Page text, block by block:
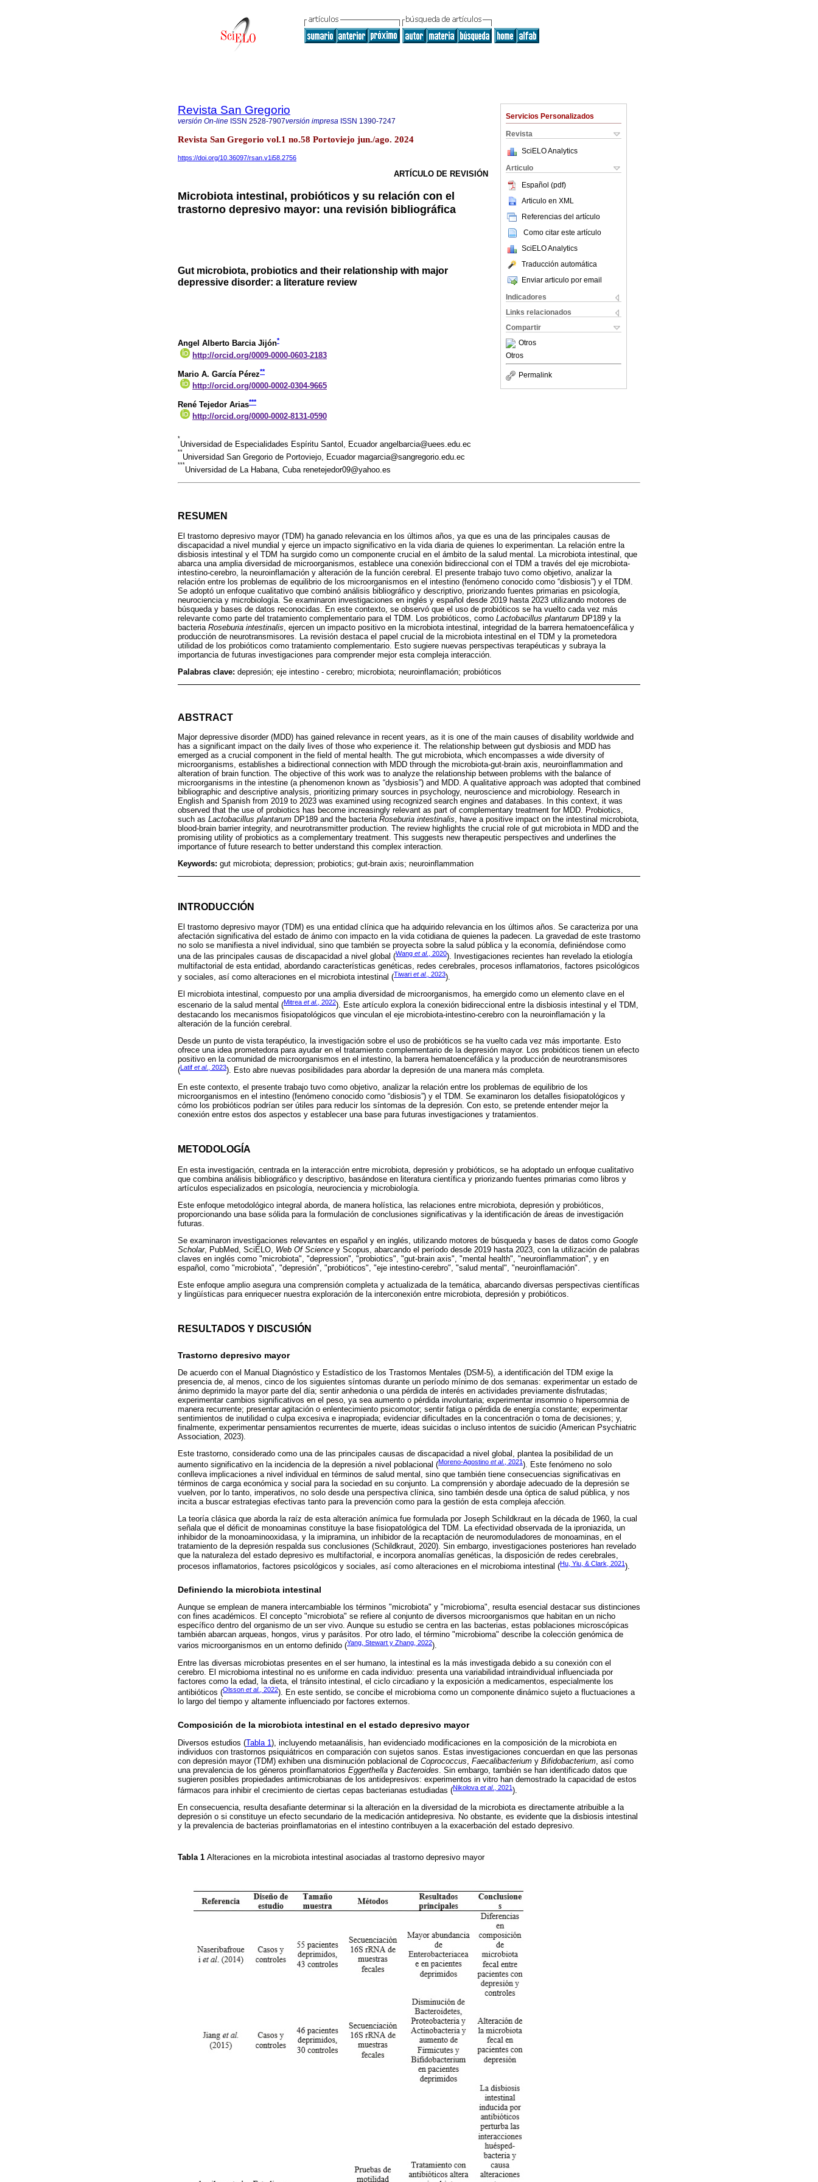
Servicios Personalizados
Revista
SciELO Analytics
Articulo
Español (pdf)
Articulo en XML
Referencias del artículo
Como citar este artículo
SciELO Analytics
Traducción automática
Enviar articulo por email
Indicadores
Links relacionados
Compartir
Otros
Otros
Permalink
Revista San Gregorio
versión On-line ISSN 2528-7907versión impresa ISSN 1390-7247
Revista San Gregorio vol.1 no.58 Portoviejo jun./ago. 2024
https://doi.org/10.36097/rsan.v1i58.2756
ARTÍCULO DE REVISIÓN
Microbiota intestinal, probióticos y su relación con el
trastorno depresivo mayor: una revisión bibliográfica
Gut microbiota, probiotics and their relationship with major
depressive disorder: a literature review
Angel Alberto Barcia Jijón*
http://orcid.org/0009-0000-0603-2183
Mario A. García Pérez**
http://orcid.org/0000-0002-0304-9665
René Tejedor Arias***
http://orcid.org/0000-0002-8131-0590
*
Universidad de Especialidades Espíritu Santol, Ecuador angelbarcia@uees.edu.ec
**
Universidad San Gregorio de Portoviejo, Ecuador magarcia@sangregorio.edu.ec
***
Universidad de La Habana, Cuba renetejedor09@yahoo.es
RESUMEN
El trastorno depresivo mayor (TDM) ha ganado relevancia en los últimos años, ya que es una de las principales causas de
discapacidad a nivel mundial y ejerce un impacto significativo en la vida diaria de quienes lo experimentan. La relación entre la
disbiosis intestinal y el TDM ha surgido como un componente crucial en el ámbito de la salud mental. La microbiota intestinal, que
abarca una amplia diversidad de microorganismos, establece una conexión bidireccional con el TDM a través del eje microbiota-
intestino-cerebro, la neuroinflamación y alteración de la función cerebral. El presente trabajo tuvo como objetivo, analizar la
relación entre los problemas de equilibrio de los microorganismos en el intestino (fenómeno conocido como “disbiosis”) y el TDM.
Se adoptó un enfoque cualitativo que combinó análisis bibliográfico y descriptivo, priorizando fuentes primarias en psicología,
neurociencia y microbiología. Se examinaron investigaciones en inglés y español desde 2019 hasta 2023 utilizando motores de
búsqueda y bases de datos reconocidas. En este contexto, se observó que el uso de probióticos se ha vuelto cada vez más
relevante como parte del tratamiento complementario para el TDM. Los probióticos, como Lactobacillus plantarum DP189 y la
bacteria Roseburia intestinalis , ejercen un impacto positivo en la microbiota intestinal, integridad de la barrera hematoencefálica y
producción de neurotransmisores. La revisión destaca el papel crucial de la microbiota intestinal en el TDM y la prometedora
utilidad de los probióticos como tratamiento complementario. Esto sugiere nuevas perspectivas terapéuticas y subraya la
importancia de futuras investigaciones para comprender mejor esta compleja interacción.
Palabras clave: depresión; eje intestino - cerebro; microbiota; neuroinflamación; probióticos
ABSTRACT
Major depressive disorder (MDD) has gained relevance in recent years, as it is one of the main causes of disability worldwide and
has a significant impact on the daily lives of those who experience it. The relationship between gut dysbiosis and MDD has
emerged as a crucial component in the field of mental health. The gut microbiota, which encompasses a wide diversity of
microorganisms, establishes a bidirectional connection with MDD through the microbiota-gut-brain axis, neuroinflammation and
alteration of brain function. The objective of this work was to analyze the relationship between problems with the balance of
microorganisms in the intestine (a phenomenon known as “dysbiosis”) and MDD. A qualitative approach was adopted that combined
bibliographic and descriptive analysis, prioritizing primary sources in psychology, neuroscience and microbiology. Research in
English and Spanish from 2019 to 2023 was examined using recognized search engines and databases. In this context, it was
observed that the use of probiotics has become increasingly relevant as part of complementary treatment for MDD. Probiotics,
such as Lactobacillus plantarum DP189 and the bacteria Roseburia intestinalis, have a positive impact on the intestinal microbiota,
blood-brain barrier integrity, and neurotransmitter production. The review highlights the crucial role of gut microbiota in MDD and the
promising utility of probiotics as a complementary treatment. This suggests new therapeutic perspectives and underlines the
importance of future research to better understand this complex interaction.
Keywords: gut microbiota; depression; probiotics; gut-brain axis; neuroinflammation
INTRODUCCIÓN
El trastorno depresivo mayor (TDM) es una entidad clínica que ha adquirido relevancia en los últimos años. Se caracteriza por una
afectación significativa del estado de ánimo con impacto en la vida cotidiana de quienes la padecen. La gravedad de este trastorno
no solo se manifiesta a nivel individual, sino que también se proyecta sobre la salud pública y la economía, definiéndose como
una de las principales causas de discapacidad a nivel global (Wang et al., 2020). Investigaciones recientes han revelado la etiología
multifactorial de esta entidad, abordando características genéticas, redes cerebrales, procesos inflamatorios, factores psicológicos
y sociales, así como alteraciones en el microbiota intestinal (Tiwari et al., 2023).
El microbiota intestinal, compuesto por una amplia diversidad de microorganismos, ha emergido como un elemento clave en el
escenario de la salud mental (Mitrea et al., 2022). Este artículo explora la conexión bidireccional entre la disbiosis intestinal y el TDM,
destacando los mecanismos fisiopatológicos que vinculan el eje microbiota-intestino-cerebro con la neuroinflamación y la
alteración de la función cerebral.
Desde un punto de vista terapéutico, la investigación sobre el uso de probióticos se ha vuelto cada vez más importante. Esto
ofrece una idea prometedora para ayudar en el tratamiento complementario de la depresión mayor. Los probióticos tienen un efecto
positivo en la comunidad de microorganismos en el intestino, la barrera hematoencefálica y la producción de neurotransmisores
(Latif et al., 2023). Esto abre nuevas posibilidades para abordar la depresión de una manera más completa.
En este contexto, el presente trabajo tuvo como objetivo, analizar la relación entre los problemas de equilibrio de los
microorganismos en el intestino (fenómeno conocido como “disbiosis”) y el TDM. Se examinaron los detalles fisiopatológicos y
cómo los probióticos podrían ser útiles para reducir los síntomas de la depresión. Con esto, se pretende entender mejor la
conexión entre estos dos aspectos y establecer una base para futuras investigaciones y tratamientos.
METODOLOGÍA
En esta investigación, centrada en la interacción entre microbiota, depresión y probióticos, se ha adoptado un enfoque cualitativo
que combina análisis bibliográfico y descriptivo, basándose en literatura científica y priorizando fuentes primarias como libros y
artículos especializados en psicología, neurociencia y microbiología.
Este enfoque metodológico integral aborda, de manera holística, las relaciones entre microbiota, depresión y probióticos,
proporcionando una base sólida para la formulación de conclusiones significativas y la identificación de áreas de investigación
futuras.
Se examinaron investigaciones relevantes en español y en inglés, utilizando motores de búsqueda y bases de datos como Google
Scholar, PubMed, SciELO, Web Of Science y Scopus, abarcando el período desde 2019 hasta 2023, con la utilización de palabras
claves en inglés como "microbiota", "depression", "probiotics", "gut-brain axis", "mental health", "neuroinflammation", y en
español, como "microbiota", "depresión", "probióticos", "eje intestino-cerebro", "salud mental", "neuroinflamación".
Este enfoque amplio asegura una comprensión completa y actualizada de la temática, abarcando diversas perspectivas científicas
y lingüísticas para enriquecer nuestra exploración de la interconexión entre microbiota, depresión y probióticos.
RESULTADOS Y DISCUSIÓN
Trastorno depresivo mayor
De acuerdo con el Manual Diagnóstico y Estadístico de los Trastornos Mentales (DSM-5), a identificación del TDM exige la
presencia de, al menos, cinco de los siguientes síntomas durante un período mínimo de dos semanas: experimentar un estado de
ánimo deprimido la mayor parte del día; sentir anhedonia o una pérdida de interés en actividades previamente disfrutadas;
experimentar cambios significativos en el peso, ya sea aumento o pérdida involuntaria; experimentar insomnio o hipersomnia de
manera recurrente; presentar agitación o enlentecimiento psicomotor; sentir fatiga o pérdida de energía constante; experimentar
sentimientos de inutilidad o culpa excesiva e inapropiada; evidenciar dificultades en la concentración o toma de decisiones; y,
finalmente, experimentar pensamientos recurrentes de muerte, ideas suicidas o incluso intentos de suicidio (American Psychiatric
Association, 2023).
Este trastorno, considerado como una de las principales causas de discapacidad a nivel global, plantea la posibilidad de un
aumento significativo en la incidencia de la depresión a nivel poblacional (Moreno-Agostino et al., 2021 ). Este fenómeno no solo
conlleva implicaciones a nivel individual en términos de salud mental, sino que también tiene consecuencias significativas en
términos de carga económica y social para la sociedad en su conjunto. La comprensión y abordaje adecuado de la depresión se
vuelven, por lo tanto, imperativos, no solo desde una perspectiva clínica, sino también desde una óptica de salud pública, y nos
incita a buscar estrategias efectivas tanto para la prevención como para la gestión de esta compleja afección.
La teoría clásica que aborda la raíz de esta alteración anímica fue formulada por Joseph Schildkraut en la década de 1960, la cual
señala que el déficit de monoaminas constituye la base fisiopatológica del TDM. La efectividad observada de la iproniazida, un
inhibidor de la monoaminooxidasa, y la imipramina, un inhibidor de la recaptación de neuromoduladores de monoaminas, en el
tratamiento de la depresión respalda sus conclusiones (Schildkraut, 2020). Sin embargo, investigaciones posteriores han revelado
que la naturaleza del estado depresivo es multifactorial, e incorpora anomalías genéticas, la disposición de redes cerebrales,
procesos inflamatorios, factores psicológicos y sociales, así como alteraciones en el microbioma intestinal (Hu, Yiu, & Clark, 2021).
Definiendo la microbiota intestinal
Aunque se emplean de manera intercambiable los términos "microbiota" y "microbioma", resulta esencial destacar sus distinciones
con fines académicos. El concepto "microbiota" se refiere al conjunto de diversos microorganismos que habitan en un nicho
específico dentro del organismo de un ser vivo. Aunque su estudio se centra en las bacterias, estas poblaciones microscópicas
también abarcan arqueas, hongos, virus y parásitos. Por otro lado, el término "microbioma" describe la colección genómica de
varios microorganismos en un entorno definido (Yang, Stewart y Zhang, 2022).
Entre las diversas microbiotas presentes en el ser humano, la intestinal es la más investigada debido a su conexión con el
cerebro. El microbioma intestinal no es uniforme en cada individuo: presenta una variabilidad intraindividual influenciada por
factores como la edad, la dieta, el tránsito intestinal, el ciclo circadiano y la exposición a medicamentos, especialmente los
antibióticos (Olsson et al., 2022). En este sentido, se concibe el microbioma como un componente dinámico sujeto a fluctuaciones a
lo largo del tiempo y altamente influenciado por factores externos.
Composición de la microbiota intestinal en el estado depresivo mayor
Diversos estudios (Tabla 1), incluyendo metaanálisis, han evidenciado modificaciones en la composición de la microbiota en
individuos con trastornos psiquiátricos en comparación con sujetos sanos. Estas investigaciones concuerdan en que las personas
con depresión mayor (TDM) exhiben una disminución poblacional de Coprococcus Faecalibacterium y Bifidobacterium , así como
una prevalencia de los géneros proinflamatorios Eggerthella y Bacteroides . Sin embargo, también se han identificado datos que
sugieren posibles propiedades antimicrobianas de los antidepresivos: experimentos in vitro han demostrado la capacidad de estos
fármacos para inhibir el crecimiento de ciertas cepas bacterianas estudiadas (Nikolova et al., 2021).
En consecuencia, resulta desafiante determinar si la alteración en la diversidad de la microbiota es directamente atribuible a la
depresión o si constituye un efecto secundario de la medicación antidepresiva. No obstante, es evidente que la disbiosis intestinal
y la prevalencia de bacterias proinflamatorias en el intestino contribuyen a la exacerbación del estado depresivo.
Tabla 1 Alteraciones en la microbiota intestinal asociadas al trastorno depresivo mayor